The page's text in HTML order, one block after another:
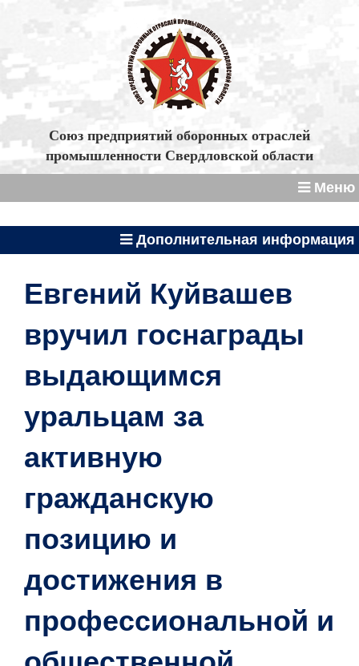
Союз предприятий оборонных отраслей
промышленности Свердловской области
Меню
Дополнительная информация
Евгений Куйвашев
вручил госнаграды
выдающимся
уральцам за
активную
гражданскую
позицию и
достижения в
профессиональной и